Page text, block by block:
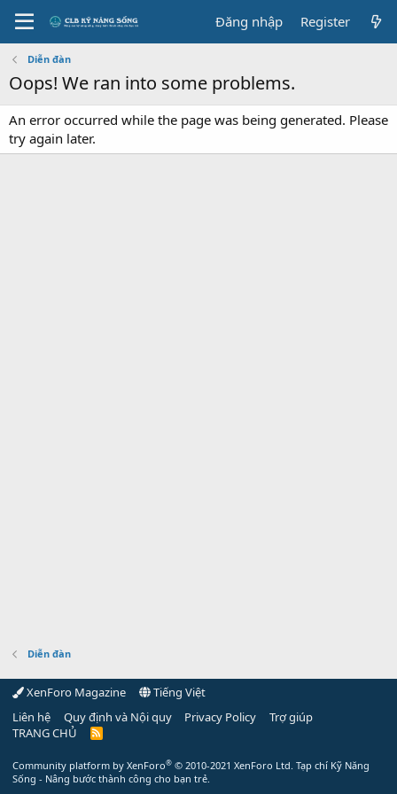
Đăng nhập Register
Diễn đàn
Oops! We ran into some problems.
An error occurred while the page was being generated. Please
try again later.
Diễn đàn
XenForo Magazine
Tiếng Việt
Liên hệ
Quy định và Nội quy Privacy Policy
Trợ giúp
TRANG CHỦ
R
Community platform by XenForo® © 2010-2021 XenForo Ltd. Tạp chí Kỹ Năng
Sống - Nâng bước thành công cho bạn trẻ.